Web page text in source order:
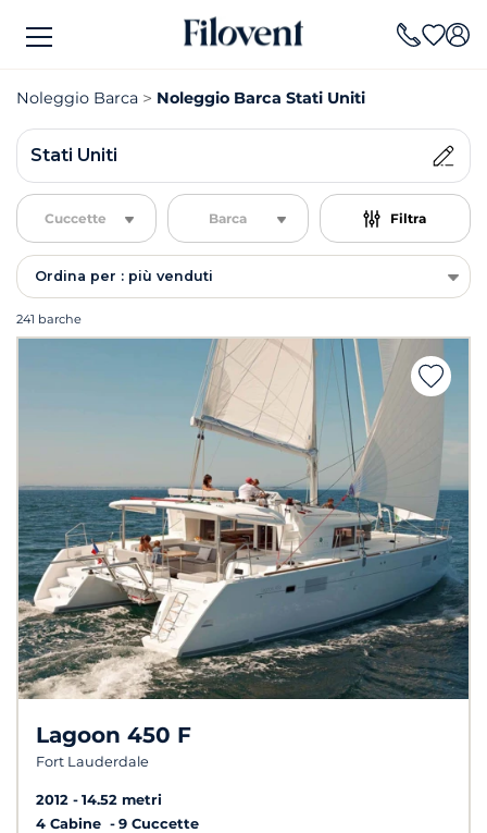
Noleggio Barca Noleggio Barca Stati Uniti
Stati Uniti
Cuccette Barca Filtra
Ordina per : più venduti
241 barche
Lagoon 450 F
Fort Lauderdale
2012
14.52 metri
4 Cabine
9 Cuccette